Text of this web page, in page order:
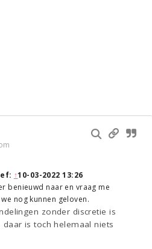
↑10-03-2022 13:26
benieuwd naar en vraag me
nog kunnen geloven.
zonder discretie is
is toch helemaal niets